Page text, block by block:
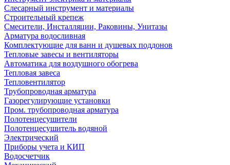
Слесарный инструмент и материалы
Строительный крепеж
Смесители, Инсталляции, Раковины, Унитазы
Арматура водосливная
Комплектующие для ванн и душевых поддонов
Тепловые завесы и вентиляторы
Автоматика для воздушного обогрева
Тепловая завеса
Тепловентилятор
Трубопроводная арматура
Газорегулирующие установки
Пром. трубопроводная арматура
Полотенцесушители
Полотенцесушитель водяной
Электрический
Приборы учета и КИП
Водосчетчик